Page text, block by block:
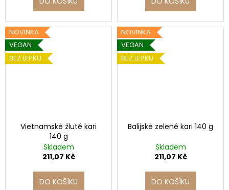
NOVINKA
VEGAN
BEZ LEPKU
Vietnamské žluté kari
140 g
Skladem
211,07 Kč
DO KOŠÍKU
NOVINKA
VEGAN
BEZ LEPKU
Balijské zelené kari 140 g
Skladem
211,07 Kč
DO KOŠÍKU